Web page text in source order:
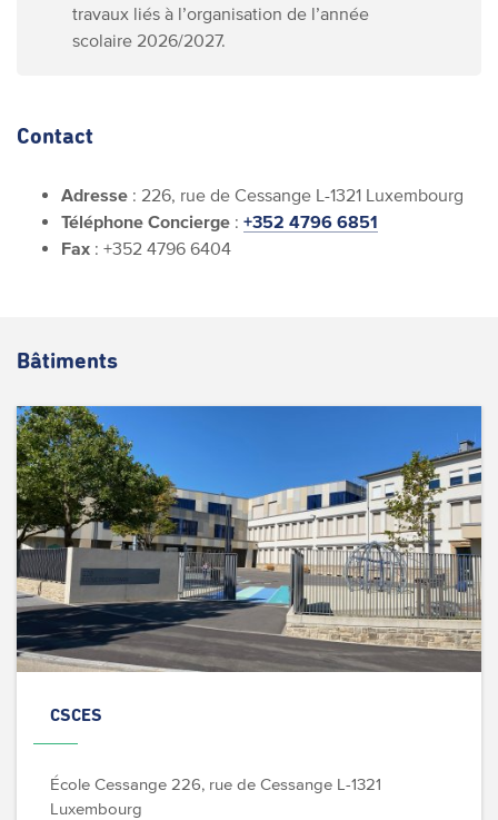
travaux liés à l’organisation de l’année
scolaire 2026/2027.
Contact
Adresse : 226, rue de Cessange L-1321 Luxembourg
Téléphone Concierge : +352 4796 6851
Fax : +352 4796 6404
Bâtiments
CSCES
École Cessange 226, rue de Cessange L-1321
Luxembourg